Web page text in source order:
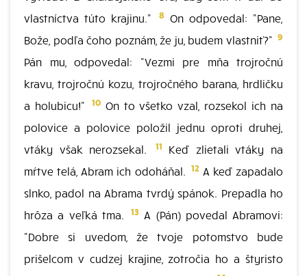
vlastníctva túto krajinu."
8 On odpovedal: "Pane,
Bože, podľa čoho poznám, že ju, budem vlastniť?" 9
Pán mu, odpovedal: "Vezmi pre mňa trojročnú
kravu, trojročnú kozu, trojročného barana, hrdličku
a holubicu!"
10On to všetko vzal, rozsekol ich na
polovice a polovice položil jednu oproti druhej,
vtáky však nerozsekal.
11
Keď zlietali vtáky na
mŕtve telá, Abram ich odoháňal. 12A keď zapadalo
slnko, padol na Abrama tvrdý spánok. Prepadla ho
hrôza a veľká tma.
13 A (Pán) povedal Abramovi:
"Dobre si uvedom, že tvoje potomstvo bude
prišelcom v cudzej krajine, zotročia ho a štyristo